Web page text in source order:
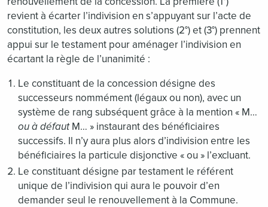
revient à écarter l’indivision en s’appuyant sur l’acte de
constitution, les deux autres solutions (2°) et (3°) prennent
appui sur le testament pour aménager l’indivision en
écartant la règle de l’unanimité :
Le constituant de la concession désigne des
successeurs nommément (légaux ou non), avec un
système de rang subséquent grâce à la mention « M…
ou à défautM… » instaurant des bénéficiaires
successifs. Il n’y aura plus alors d’indivision entre les
bénéficiaires la particule disjonctive « ou » l’excluant.
Le constituant désigne par testament le référent
unique de l’indivision qui aura le pouvoir d’en
demander seul le renouvellement à la Commune.